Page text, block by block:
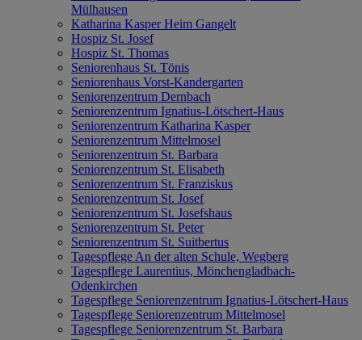
Mülhausen
Katharina Kasper Heim Gangelt
Hospiz St. Josef
Hospiz St. Thomas
Seniorenhaus St. Tönis
Seniorenhaus Vorst-Kandergarten
Seniorenzentrum Dernbach
Seniorenzentrum Ignatius-Lötschert-Haus
Seniorenzentrum Katharina Kasper
Seniorenzentrum Mittelmosel
Seniorenzentrum St. Barbara
Seniorenzentrum St. Elisabeth
Seniorenzentrum St. Franziskus
Seniorenzentrum St. Josef
Seniorenzentrum St. Josefshaus
Seniorenzentrum St. Peter
Seniorenzentrum St. Suitbertus
Tagespflege An der alten Schule, Wegberg
Tagespflege Laurentius, Mönchengladbach-
Odenkirchen
Tagespflege Seniorenzentrum Ignatius-Lötschert-Haus
Tagespflege Seniorenzentrum Mittelmosel
Tagespflege Seniorenzentrum St. Barbara